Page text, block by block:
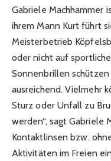
Gabriele Machhammer
ihrem Mann Kurt führt
Meisterbetrieb
oder nicht auf
Sonnenbrillen
ausreichend. Vielmehr
Sturz oder Unfall zu
werden“, sagt Gabriele
Kontaktlinsen bzw.
Aktivitäten im Freien